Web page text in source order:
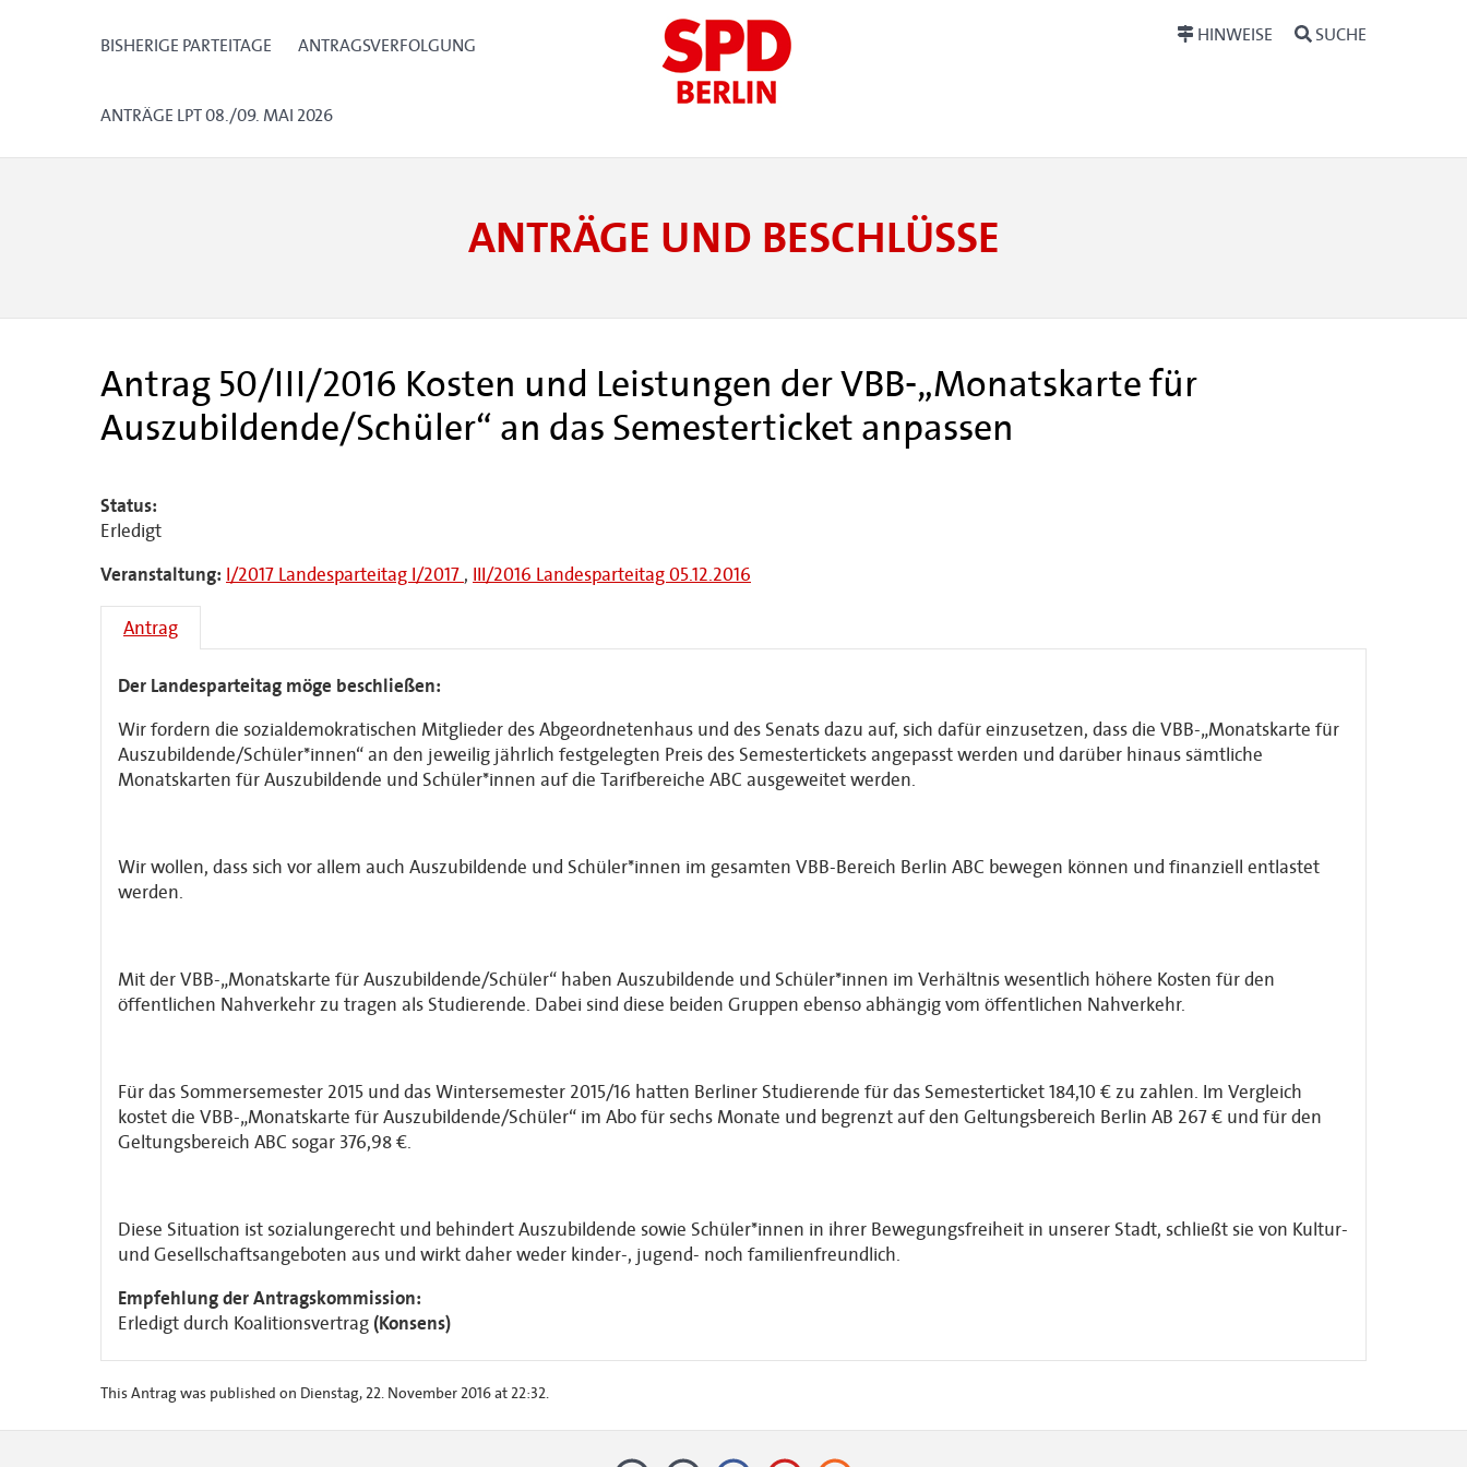
BISHERIGE PARTEITAGE ANTRAGSVERFOLGUNG
ANTRÄGE LPT 08./09. MAI 2026
HINWEISE SUCHE
ANTRÄGE UND BESCHLÜSSE
Antrag 50/III/2016 Kosten und Leistungen der VBB-„Monatskarte für
Auszubildende/Schüler“ an das Semesterticket anpassen
Status:
Erledigt
Veranstaltung: I/2017 Landesparteitag I/2017 , III/2016 Landesparteitag 05.12.2016
Antrag
Der Landesparteitag möge beschließen:
Wir fordern die sozialdemokratischen Mitglieder des Abgeordnetenhaus und des Senats dazu auf, sich dafür einzusetzen, dass die VBB-„Monatskarte für
Auszubildende/Schüler*innen“ an den jeweilig jährlich festgelegten Preis des Semestertickets angepasst werden und darüber hinaus sämtliche
Monatskarten für Auszubildende und Schüler*innen auf die Tarifbereiche ABC ausgeweitet werden.
Wir wollen, dass sich vor allem auch Auszubildende und Schüler*innen im gesamten VBB-Bereich Berlin ABC bewegen können und finanziell entlastet
werden.
Mit der VBB-„Monatskarte für Auszubildende/Schüler“ haben Auszubildende und Schüler*innen im Verhältnis wesentlich höhere Kosten für den
öffentlichen Nahverkehr zu tragen als Studierende. Dabei sind diese beiden Gruppen ebenso abhängig vom öffentlichen Nahverkehr.
Für das Sommersemester 2015 und das Wintersemester 2015/16 hatten Berliner Studierende für das Semesterticket 184,10 € zu zahlen. Im Vergleich
kostet die VBB-„Monatskarte für Auszubildende/Schüler“ im Abo für sechs Monate und begrenzt auf den Geltungsbereich Berlin AB 267 € und für den
Geltungsbereich ABC sogar 376,98 €.
Diese Situation ist sozialungerecht und behindert Auszubildende sowie Schüler*innen in ihrer Bewegungsfreiheit in unserer Stadt, schließt sie von Kultur-
und Gesellschaftsangeboten aus und wirkt daher weder kinder-, jugend- noch familienfreundlich.
Empfehlung der Antragskommission:
Erledigt durch Koalitionsvertrag (Konsens)
This Antrag was published on Dienstag, 22. November 2016 at 22:32.